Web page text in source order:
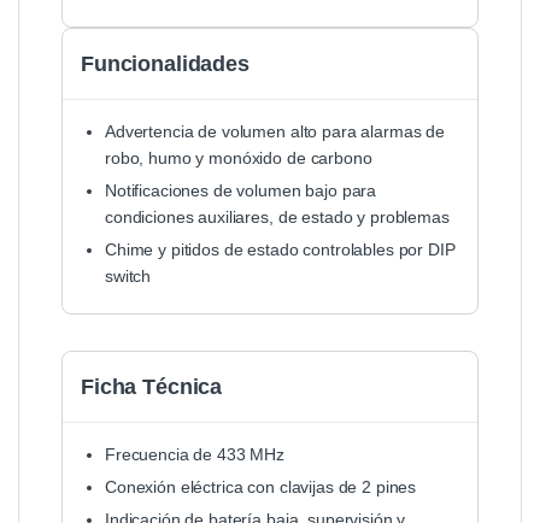
Funcionalidades
Advertencia de volumen alto para alarmas de
robo, humo y monóxido de carbono
Notificaciones de volumen bajo para
condiciones auxiliares, de estado y problemas
Chime y pitidos de estado controlables por DIP
switch
Ficha Técnica
Frecuencia de 433 MHz
Conexión eléctrica con clavijas de 2 pines